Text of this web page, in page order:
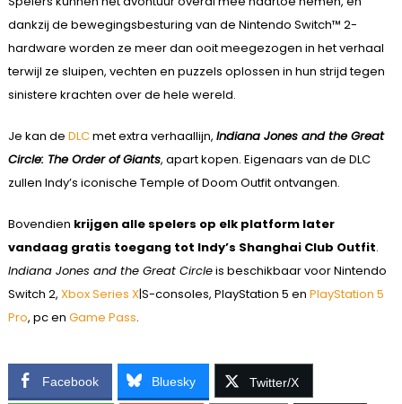
dankzij de bewegingsbesturing van de Nintendo Switch™ 2-
hardware worden ze meer dan ooit meegezogen in het verhaal
terwijl ze sluipen, vechten en puzzels oplossen in hun strijd tegen
sinistere krachten over de hele wereld.
Je kan de DLCmet extra verhaallijn, Indiana Jones and the Great
Circle: The Order of Giants, apart kopen. Eigenaars van de DLC
zullen Indy’s iconische Temple of Doom Outfit ontvangen.
Bovendien krijgen alle spelers op elk platform later
vandaag gratis toegang tot Indy’s Shanghai Club Outfit.
Indiana Jones and the Great Circleis beschikbaar voor Nintendo
Switch 2, Xbox Series X|S-consoles, PlayStation 5 en PlayStation 5
Pro, pc en Game Pass.
Facebook Bluesky Twitter/X